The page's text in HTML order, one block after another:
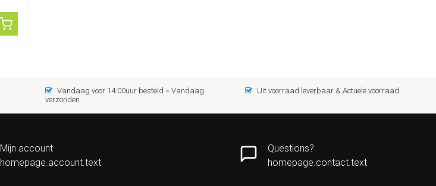
Vandaag voor 14:00uur besteld = Vandaag
verzonden
Uit voorraad leverbaar & Actuele voorraad
Mijn account
homepage.account.text
Questions?
homepage.contact.text